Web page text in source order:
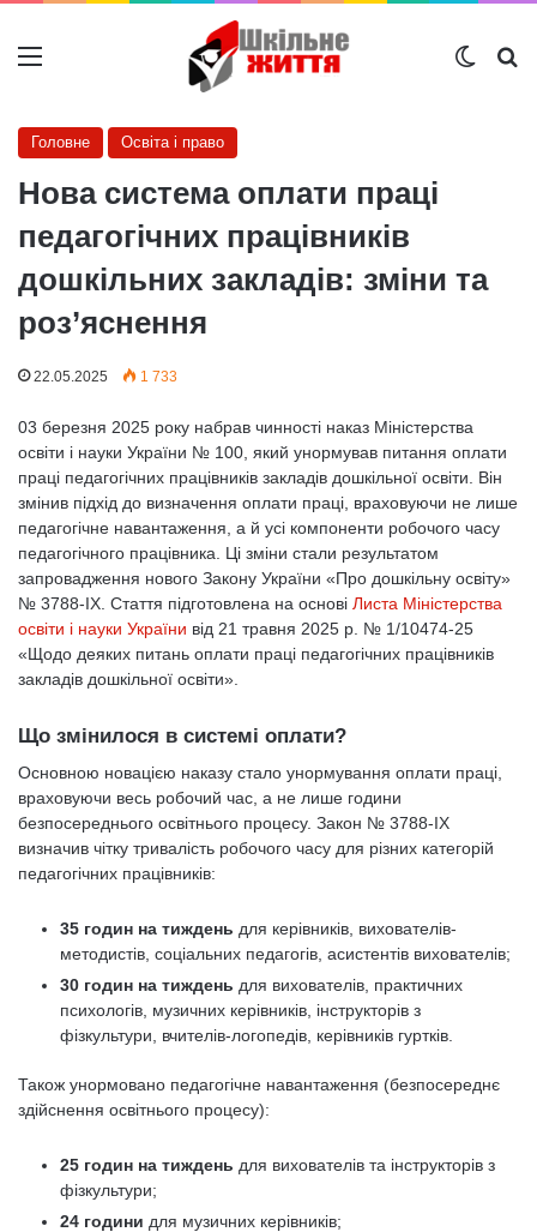
Меню
Головне Освіта і право
Нова система оплати праці
педагогічних працівників
дошкільних закладів: зміни та
роз’яснення
22.05.2025 1 733
03 березня 2025 року набрав чинності наказ Міністерства
освіти і науки України № 100, який унормував питання оплати
праці педагогічних працівників закладів дошкільної освіти. Він
змінив підхід до визначення оплати праці, враховуючи не лише
педагогічне навантаження, а й усі компоненти робочого часу
педагогічного працівника. Ці зміни стали результатом
запровадження нового Закону України «Про дошкільну освіту»
№ 3788-ІХ. Стаття підготовлена на основі Листа Міністерства
освіти і науки України від 21 травня 2025 р. № 1/10474-25
«Щодо деяких питань оплати праці педагогічних працівників
закладів дошкільної освіти».
Що змінилося в системі оплати?
Основною новацією наказу стало унормування оплати праці,
враховуючи весь робочий час, а не лише години
безпосереднього освітнього процесу. Закон № 3788-ІХ
визначив чітку тривалість робочого часу для різних категорій
педагогічних працівників:
35 годин на тиждень для керівників, вихователів-
методистів, соціальних педагогів, асистентів вихователів;
30 годин на тиждень для вихователів, практичних
психологів, музичних керівників, інструкторів з
фізкультури, вчителів-логопедів, керівників гуртків.
Також унормовано педагогічне навантаження (безпосереднє
здійснення освітнього процесу):
25 годин на тиждень для вихователів та інструкторів з
фізкультури;
24 години для музичних керівників;